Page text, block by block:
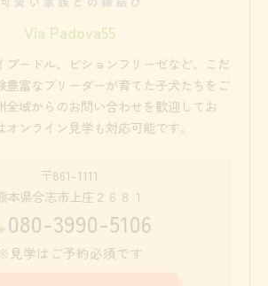
Via Padova55
プードル、ビションフリーゼなど、こだ
豊富なブリーダーが育てた子犬たちをご
全域からのお問い合わせを歓迎してお
オンライン見学も対応可能です。
〒861-1111
本県合志市上庄２６８１
080-3990-5106
見学はご予約必須です